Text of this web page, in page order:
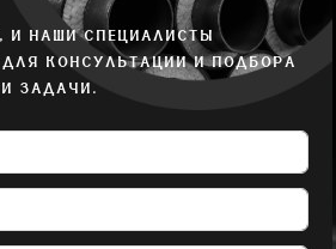
И НАШИ СПЕЦИАЛИСТЫ
КОНСУЛЬТАЦИИ И ПОДБОРА
ЗАДАЧИ.